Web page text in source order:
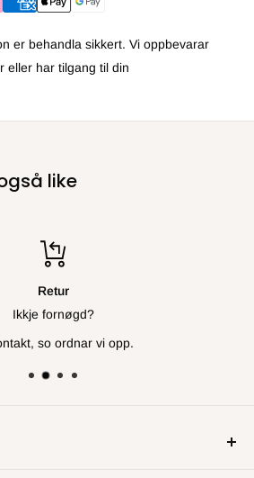
er behandla sikkert. Vi oppbevarar
eller har tilgang til din
like
Retur
Ikkje fornøgd?
so ordnar vi opp.